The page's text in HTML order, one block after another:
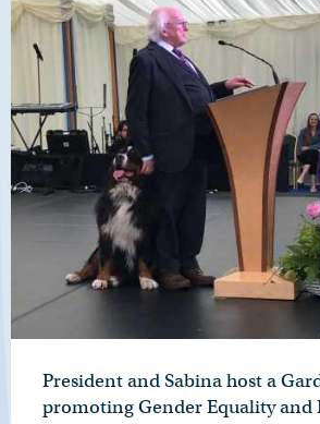
President and Sabina host a
promoting Gender Equality and